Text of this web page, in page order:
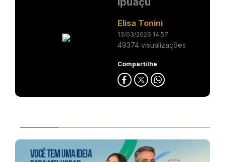
Elisa Tonini
13/03/2026 14:57
49374 visualizações
Compartilhe